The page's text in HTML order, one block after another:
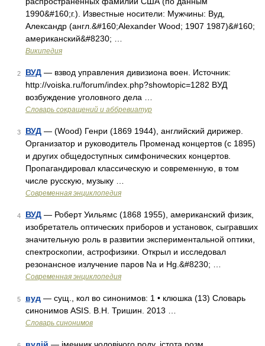
1990&#160;г.). Известные носители: Мужчины: Вуд,
Александр (англ.&#160;Alexander Wood; 1907 1987)&#160;
американский&#8230; …
Википедия
2 ВУД — взвод управления дивизиона воен. Источник:
http://voiska.ru/forum/index.php?showtopic=1282 ВУД
возбуждение уголовного дела …
Словарь сокращений и аббревиатур
3 ВУД — (Wood) Генри (1869 1944), английский дирижер.
Организатор и руководитель Променад концертов (с 1895)
и других общедоступных симфонических концертов.
Пропагандировал классическую и современную, в том
числе русскую, музыку …
Современная энциклопедия
4 ВУД — Роберт Уильямс (1868 1955), американский физик,
изобретатель оптических приборов и установок, сыгравших
значительную роль в развитии экспериментальной оптики,
спектроскопии, астрофизики. Открыл и исследовал
резонансное излучение паров Na и Hg.&#8230; …
Современная энциклопедия
5 вуд — сущ., кол во синонимов: 1 • клюшка (13) Словарь
синонимов ASIS. В.Н. Тришин. 2013 …
Словарь синонимов